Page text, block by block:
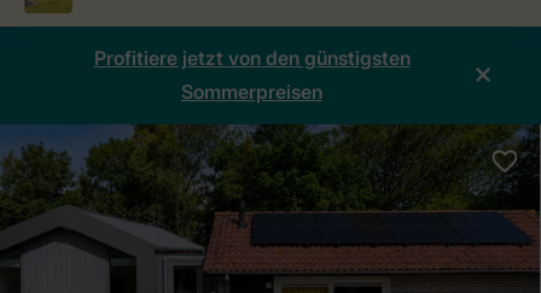
öffnen
Profitiere jetzt von den günstigsten
Sommerpreisen